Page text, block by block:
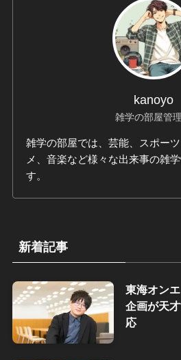
kanoyo
雑学の部屋管
雑学の部屋では、芸能、スポー
メ、音楽など様々な出来事の雑
す。
新着記事
東海オン
企画が天
応